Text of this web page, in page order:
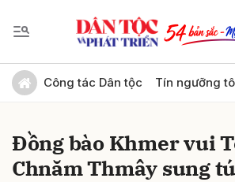
Công tác Dân tộc Tín ngưỡng
Đồng bào Khmer vui
Chnăm Thmây sung
Gửi bình luận